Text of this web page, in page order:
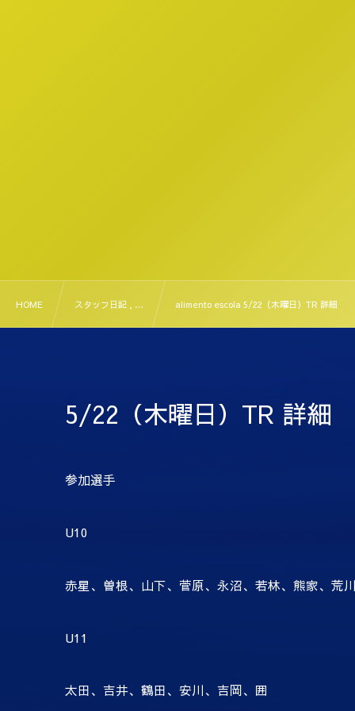
HOME スタッフ日記 , … alimento escola 5/22（木曜日）TR 詳細
5/22（木曜日）TR 詳細
参加選手
U10
赤星、曽根、山下、菅原、永沼、若林、熊家、荒
U11
太田、吉井、鶴田、安川、吉岡、囲